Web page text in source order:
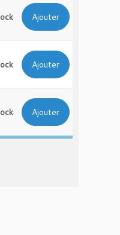
Ajouter
Ajouter
Ajouter